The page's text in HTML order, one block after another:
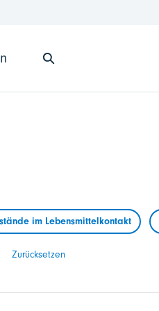
im Lebensmittelkontakt
Zurücksetzen